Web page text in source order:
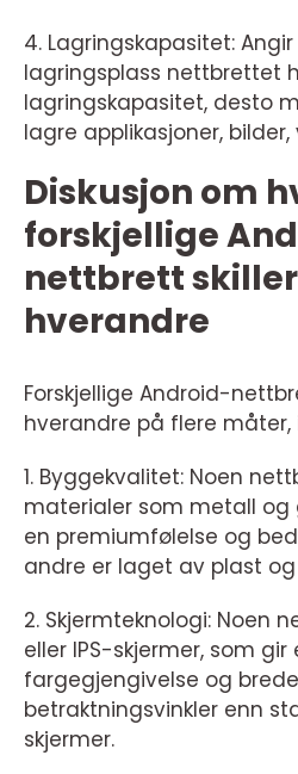
4. Lagringskapasitet:
lagringsplass nettbrettet
lagringskapasitet, desto
lagre applikasjoner,
Diskusjon om
forskjellige
nettbrett
hverandre
Forskjellige Android-
hverandre på flere måter,
1. Byggekvalitet: Noen
materialer som metall og
en premiumfølelse og
andre er laget av plast
2. Skjermteknologi: Noen
eller IPS-skjermer, som gir
fargegjengivelse og
betraktningsvinkler enn
skjermer.